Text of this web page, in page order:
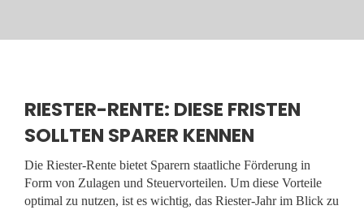
RIESTER-RENTE: DIESE FRISTEN
SOLLTEN SPARER KENNEN
Die Riester-Rente bietet Sparern staatliche Förderung in
Form von Zulagen und Steuervorteilen. Um diese Vorteile
optimal zu nutzen, ist es wichtig, das Riester-Jahr im Blick zu